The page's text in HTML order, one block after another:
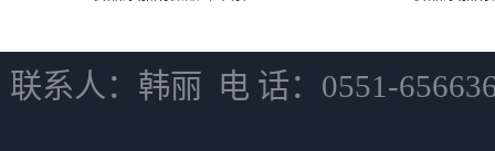
联系人：韩丽 电 话：0551-